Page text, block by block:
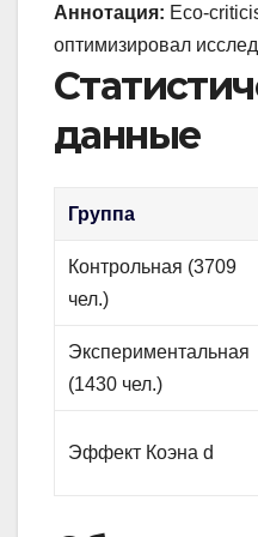
Аннотация: Eco-
оптимизировал
данные
Группа
Контрольная (3709
чел.)
Экспериментальная
(1430 чел.)
Эффект Коэна d